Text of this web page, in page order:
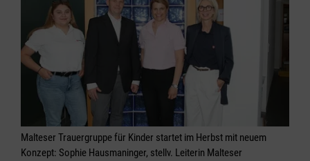
Malteser Trauergruppe für Kinder startet im Herbst mit neuem
Konzept: Sophie Hausmaninger, stellv. Leiterin Malteser